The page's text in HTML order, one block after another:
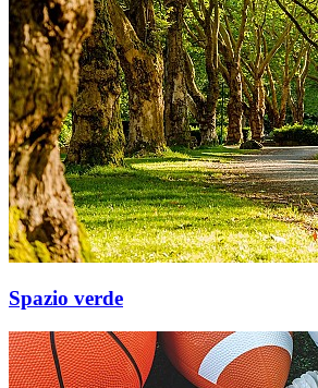
Spazio verde